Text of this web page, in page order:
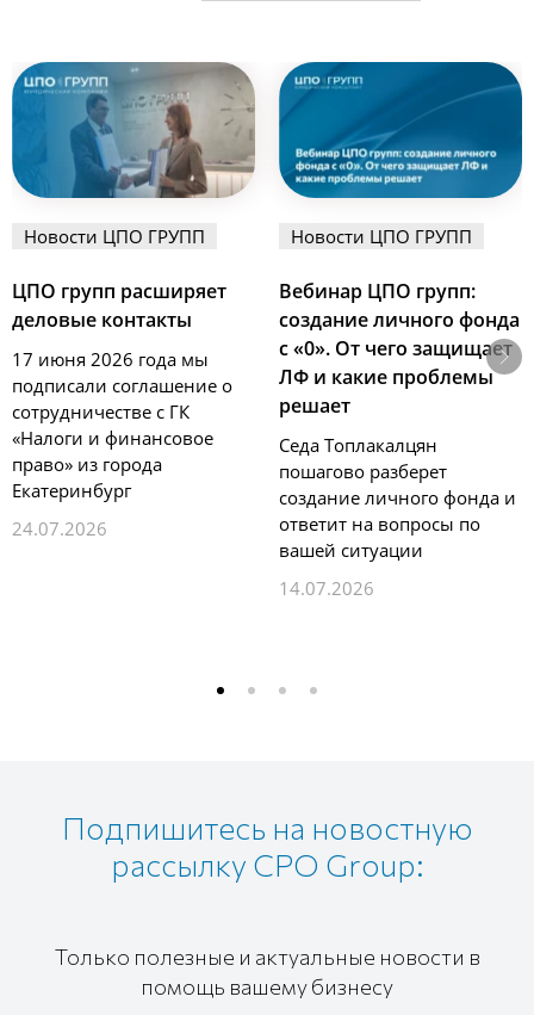
Новости ЦПО ГРУПП
ЦПО групп расширяет
деловые контакты
17 июня 2026 года мы
подписали соглашение о
сотрудничестве с ГК
«Налоги и финансовое
право» из города
Екатеринбург
24.07.2026
Новости ЦПО ГРУПП
Вебинар ЦПО групп:
создание личного фонда
с «0». От чего защищает
ЛФ и какие проблемы
решает
Седа Топлакалцян
пошагово разберет
создание личного фонда и
ответит на вопросы по
вашей ситуации
14.07.2026
Подпишитесь на новостную
рассылку CPO Group:
Только полезные и актуальные новости в
помощь вашему бизнесу